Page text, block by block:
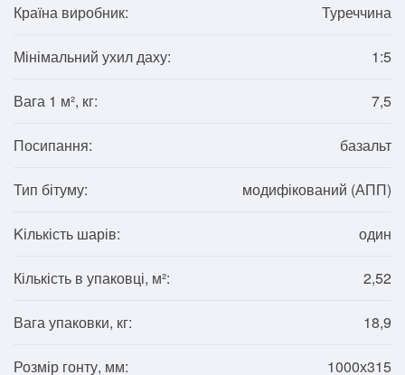
Країна виробник: Туреччина
Мінімальний ухил даху: 1:5
Вага 1 м², кг: 7,5
Посипання: базальт
Тип бітуму: модифікований (АПП)
Kількість шарів: один
Кількість в упаковці, м²: 2,52
Вага упаковки, кг: 18,9
Розмір гонту, мм: 1000х315